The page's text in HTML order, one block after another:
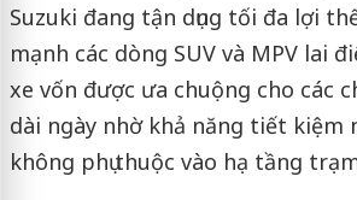
Suzuki đang tận dụng tối đa lợi
mạnh các dòng SUV và MPV lai
xe vốn được ưa chuộng cho các
dài ngày nhờ khả năng tiết kiệm
không phụ thuộc vào hạ tầng